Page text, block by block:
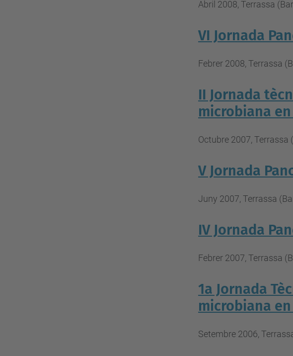
Abril 2008, Terrassa
VI Jornada
Febrer 2008, Terrassa
II Jornada
microbiana
Octubre 2007, Terrassa
V Jornada
Juny 2007, Terrassa
IV Jornada
Febrer 2007, Terrassa
1a Jornada
microbiana
Setembre 2006,